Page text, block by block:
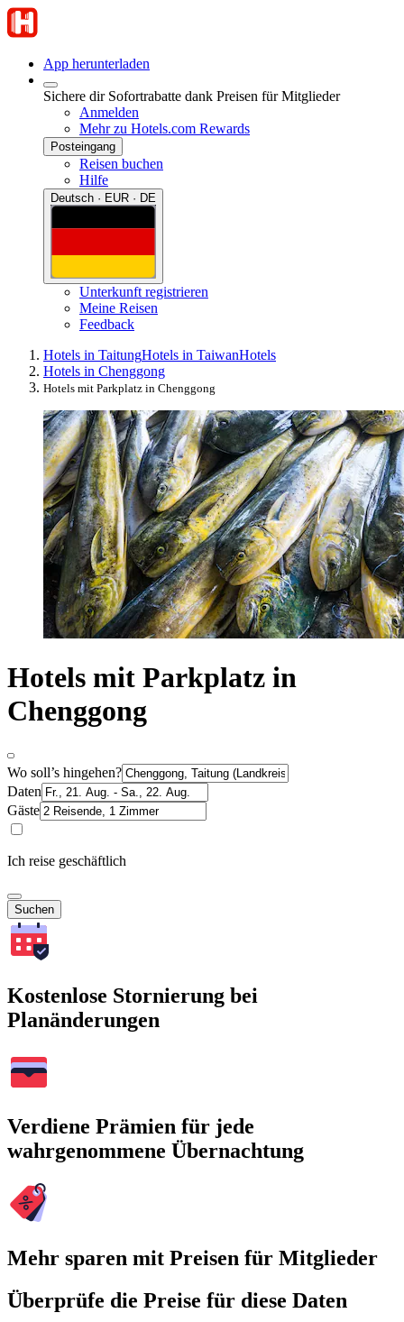
App herunterladen
Sichere dir Sofortrabatte dank Preisen für Mitglieder
Anmelden
Mehr zu Hotels.com Rewards
Posteingang
Reisen buchen
Hilfe
Deutsch · EUR · DE
Unterkunft registrieren
Meine Reisen
Feedback
Hotels in TaitungHotels in TaiwanHotels
Hotels in Chenggong
Hotels mit Parkplatz in Chenggong
Hotels mit Parkplatz in
Chenggong
Wo soll’s hingehen?
Daten
Gäste
Ich reise geschäftlich
Suchen
Kostenlose Stornierung bei
Planänderungen
Verdiene Prämien für jede
wahrgenommene Übernachtung
Mehr sparen mit Preisen für Mitglieder
Überprüfe die Preise für diese Daten